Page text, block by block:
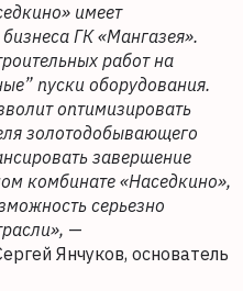
имеет
ГК «Мангазея».
работ на
пуски оборудования.
оптимизировать
золотодобывающего
завершение
комбинате «Наседкино»,
серьезно
—
Янчуков, основатель